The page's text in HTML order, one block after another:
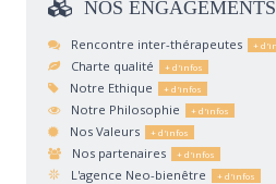
NOS ENGAGEMENTS
Rencontre inter-thérapeutes
Charte qualité
Notre Ethique
Notre Philosophie
Nos Valeurs
Nos partenaires
L'agence Neo-bienêtre